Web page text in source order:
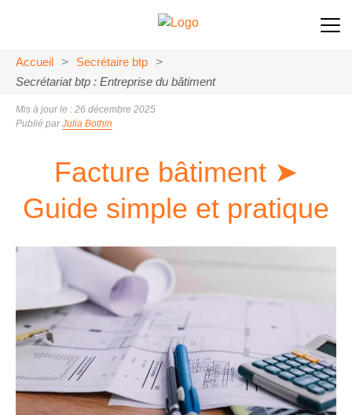
Accueil > Secrétaire btp
>
Secrétariat btp : Entreprise du bâtiment
Mis à jour le : 26 décembre 2025
Publié parJulia Bothin
Facture bâtiment ➤
Guide simple et pratique